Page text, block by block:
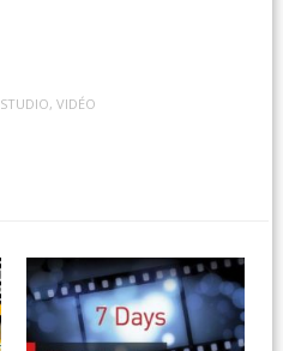
STUDIO,VIDÉO